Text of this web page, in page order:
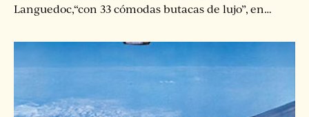
Languedoc,“con 33 cómodas butacas de lujo”, en…